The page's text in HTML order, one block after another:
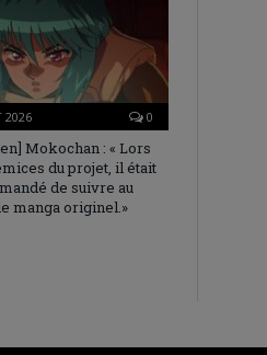
2026 0
Mokochan : « Lors
du projet, il était
de suivre au
manga originel.»